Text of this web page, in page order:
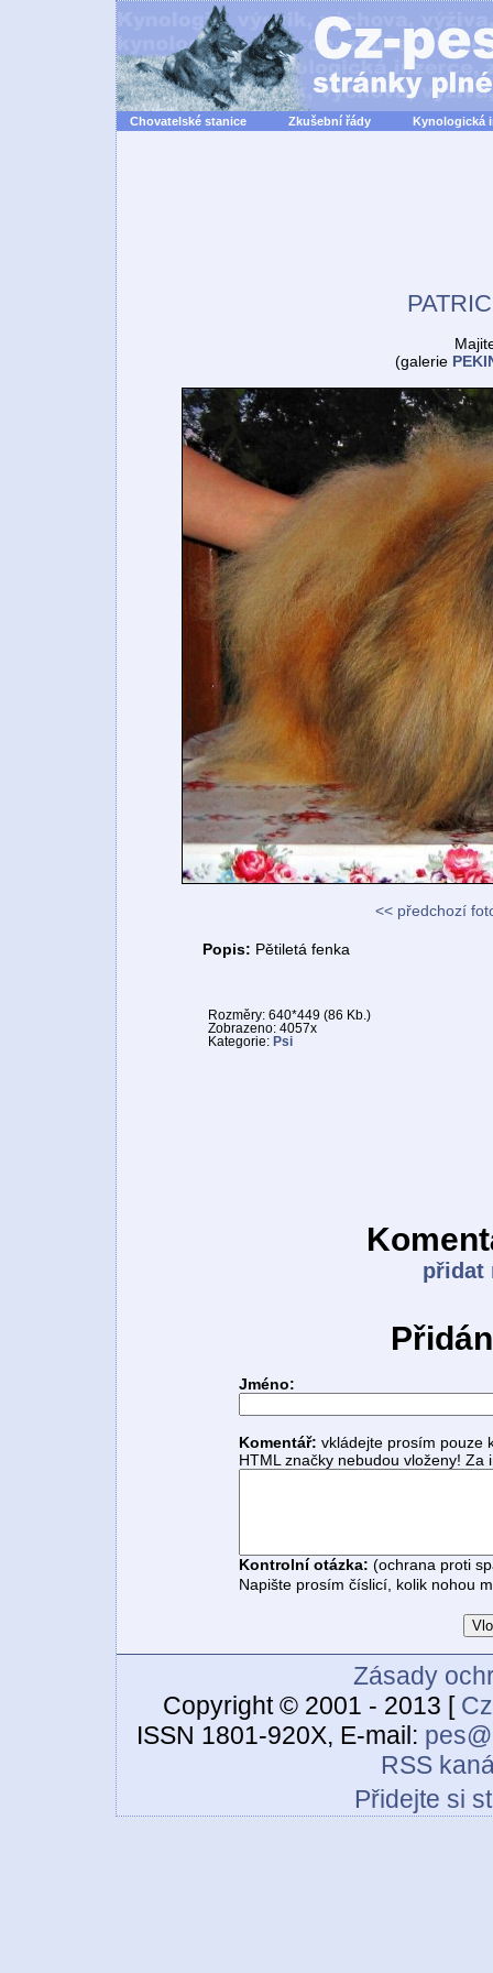
Chovatelské stanice Zkušební řády Kynologická
(galerie
<< předchozí
Popis: Pětiletá fenka
Rozměry: 640*449 (86 Kb.)
Zobrazeno: 4057x
Kategorie: Psi
přidat
Jméno:
Komentář: vkládejte prosím pouze
HTML značky nebudou vloženy!
Kontrolní otázka: (ochrana proti
Napište prosím číslicí, kolik nohou
Zásady
Copyright © 2001 - 2013 [
ISSN 1801-920X, E-mail:
RSS
Přidejte si